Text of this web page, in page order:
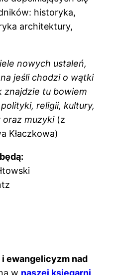
historyka,
architektury,
nowych ustaleń,
jeśli chodzi o wątki
znajdzie tu bowiem
religii, kultury,
muzyki (z
Kłaczkowa)
i ewangelicyzm nad
w naszej księgarni